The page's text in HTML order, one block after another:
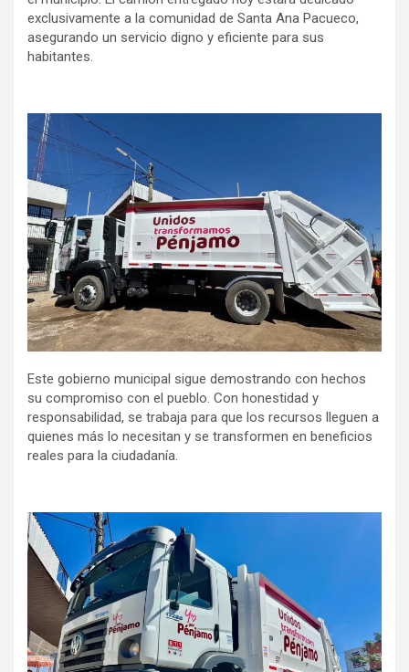
exclusivamente a la comunidad de Santa Ana Pacueco,
asegurando un servicio digno y eficiente para sus
habitantes.
Este gobierno municipal sigue demostrando con hechos
su compromiso con el pueblo. Con honestidad y
responsabilidad, se trabaja para que los recursos lleguen a
quienes más lo necesitan y se transformen en beneficios
reales para la ciudadanía.